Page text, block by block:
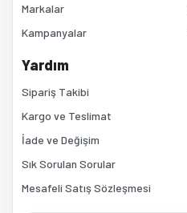
Markalar
Kampanyalar
Yardım
Sipariş Takibi
Kargo ve Teslimat
İade ve Değişim
Sık Sorulan Sorular
Mesafeli Satış Sözleşmesi